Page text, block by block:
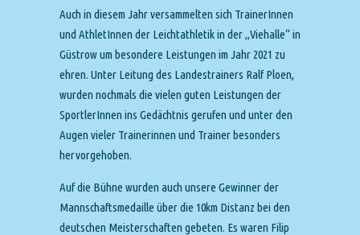
Auch in diesem Jahr versammelten sich TrainerInnen
und AthletInnen der Leichtathletik in der „Viehalle“ in
Güstrow um besondere Leistungen im Jahr 2021 zu
ehren. Unter Leitung des Landestrainers Ralf Ploen,
wurden nochmals die vielen guten Leistungen der
SportlerInnen ins Gedächtnis gerufen und unter den
Augen vieler Trainerinnen und Trainer besonders
hervorgehoben.
Auf die Bühne wurden auch unsere Gewinner der
Mannschaftsmedaille über die 10km Distanz bei den
deutschen Meisterschaften gebeten. Es waren Filip